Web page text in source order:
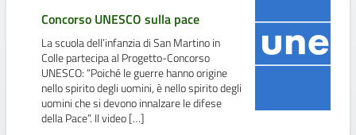
Concorso UNESCO sulla pace
La scuola dell’infanzia di San Martino in
Colle partecipa al Progetto-Concorso
UNESCO: “Poiché le guerre hanno origine
nello spirito degli uomini, è nello spirito degli
uomini che si devono innalzare le difese
della Pace”. Il video […]